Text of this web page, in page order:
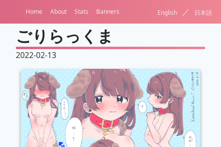
Home About Stats Banners English ／ 日本語
ごりらっくま
2022-02-13